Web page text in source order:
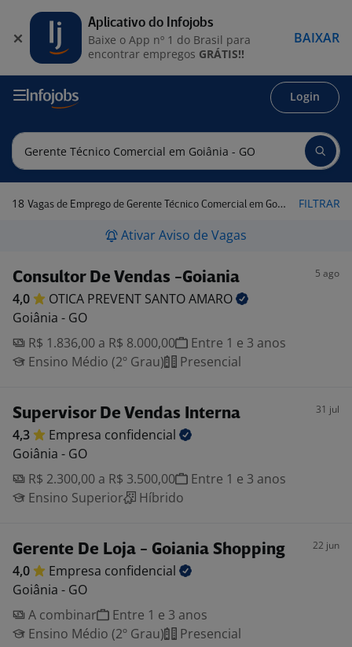
Login
18 Vagas de Emprego de Gerente Técnico Comercial em Goiânia - GO FILTRAR
Ativar Aviso de Vagas
Consultor De Vendas -Goiania 5 ago
4,0 OTICA PREVENT SANTOAMARO
Goiânia - GO
R$ 1.836,00 a R$ 8.000,00
Entre 1 e 3 anos
Ensino Médio (2º Grau)
Presencial
Supervisor De Vendas Interna 31 jul
4,3 Empresa confidencial
Goiânia - GO
R$ 2.300,00 a R$ 3.500,00
Entre 1 e 3 anos
Ensino Superior
Híbrido
Gerente De Loja - Goiania Shopping 22 jun
4,0 Empresa confidencial
Goiânia - GO
A combinar
Entre 1 e 3 anos
Ensino Médio (2º Grau)
Presencial
Aplicativo do Infojobs
Baixe o App nº 1 do Brasil para
encontrar empregos GRÁTIS!!
BAIXAR